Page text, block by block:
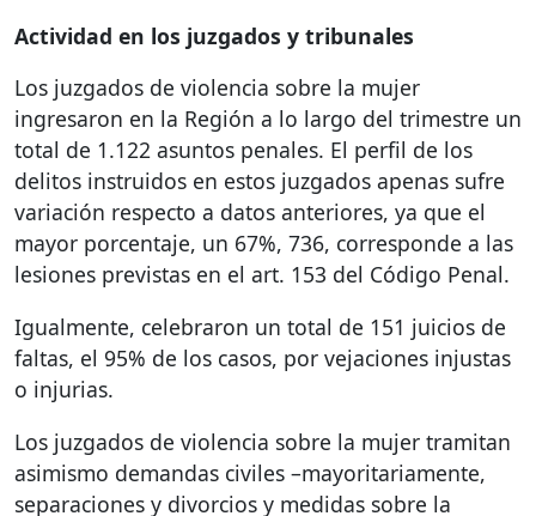
Actividad en los juzgados y tribunales
Los juzgados de violencia sobre la mujer
ingresaron en la Región a lo largo del trimestre un
total de 1.122 asuntos penales. El perfil de los
delitos instruidos en estos juzgados apenas sufre
variación respecto a datos anteriores, ya que el
mayor porcentaje, un 67%, 736, corresponde a las
lesiones previstas en el art. 153 del Código Penal.
Igualmente, celebraron un total de 151 juicios de
faltas, el 95% de los casos, por vejaciones injustas
o injurias.
Los juzgados de violencia sobre la mujer tramitan
asimismo demandas civiles –mayoritariamente,
separaciones y divorcios y medidas sobre la